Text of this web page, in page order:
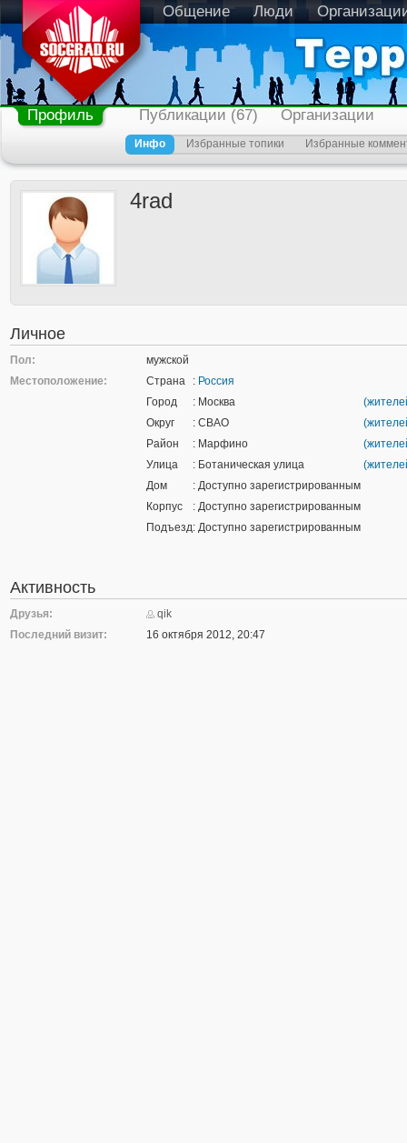
Общение Люди
Профиль
Инфо Избранные топики Избранные
Публикации (67) Организации
4rad
Личное
Пол:
мужской
Местоположение:
Страна : Россия
Город
: Москва
Округ
: СВАО
Район
: Марфино
Улица
: Ботаническая улица
Дом
: Доступно зарегистрированным
Корпус
: Доступно зарегистрированным
Подъезд: Доступно зарегистрированным
Активность
Друзья:
qik
Последний визит:
16 октября 2012, 20:47